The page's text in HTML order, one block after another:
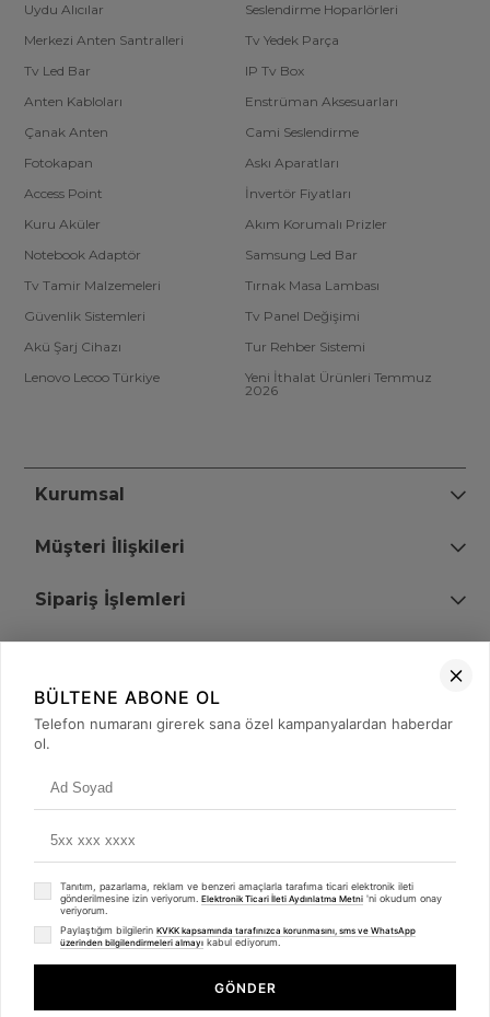
Uydu Alıcılar
Seslendirme Hoparlörleri
Merkezi Anten Santralleri
Tv Yedek Parça
Tv Led Bar
IP Tv Box
Anten Kabloları
Enstrüman Aksesuarları
Çanak Anten
Cami Seslendirme
Fotokapan
Askı Aparatları
Access Point
İnvertör Fiyatları
Kuru Aküler
Akım Korumalı Prizler
Notebook Adaptör
Samsung Led Bar
Tv Tamir Malzemeleri
Tırnak Masa Lambası
Güvenlik Sistemleri
Tv Panel Değişimi
Akü Şarj Cihazı
Tur Rehber Sistemi
Lenovo Lecoo Türkiye
Yeni İthalat Ürünleri Temmuz
2026
Kurumsal
Müşteri İlişkileri
Sipariş İşlemleri
+90 (850) 473 08 08
© 2008 - 2026merterelektronik.com
- Tüm Hakları Saklıdır. Kredi kartı bilgileriniz 256bit SSL sertifikası ile
Whatsapp
BÜLTENE ABONE OL
Telefon numaranı girerek sana özel kampanyalardan haberdar
ol.
Tanıtım, pazarlama, reklam ve benzeri amaçlarla tarafıma ticari elektronik ileti
gönderilmesine izin veriyorum. Elektronik Ticari İleti Aydınlatma Metni 'ni okudum onay
veriyorum.
Paylaştığım bilgilerin KVKK kapsamında tarafınızca korunmasını, sms ve WhatsApp
üzerinden bilgilendirmeleri almayı kabul ediyorum.
GÖNDER